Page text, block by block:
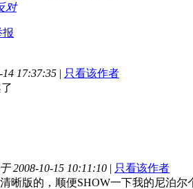
对
报
17:37:35 | 只看该作者
2008-10-15 10:11:10 | 只看该作者
晰版的，顺便SHOW一下我的尼泊尔